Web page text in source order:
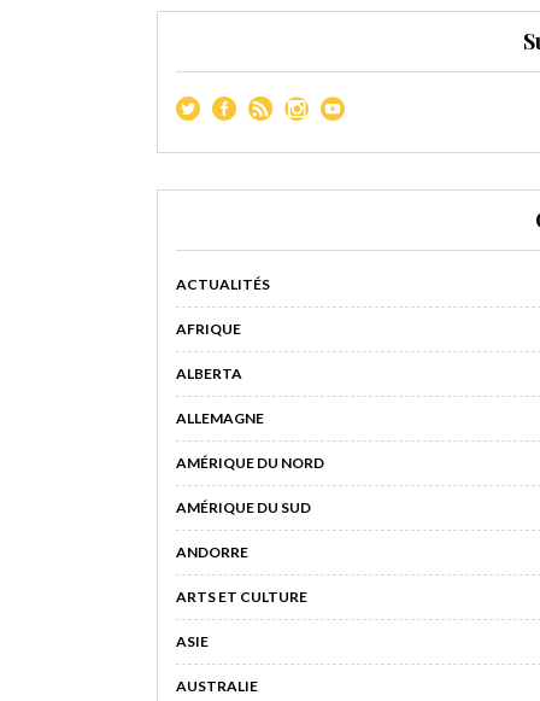
ACTUALITÉS
AFRIQUE
ALBERTA
ALLEMAGNE
AMÉRIQUE DU NORD
AMÉRIQUE DU SUD
ANDORRE
ARTS ET CULTURE
ASIE
AUSTRALIE